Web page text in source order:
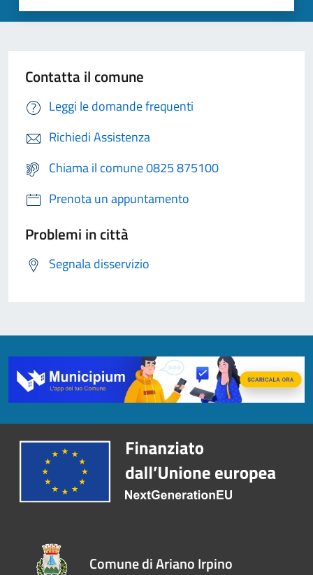
Contatta il comune
Leggi le domande frequenti
Richiedi Assistenza
Chiama il comune 0825 875100
Prenota un appuntamento
Problemi in città
Segnala disservizio
Comune di Ariano Irpino